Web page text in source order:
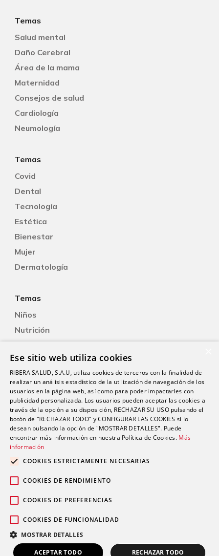
Temas
Salud mental
Daño Cerebral
Área de la mama
Maternidad
Consejos de salud
Cardiología
Neumología
Temas
Covid
Dental
Tecnología
Estética
Bienestar
Mujer
Dermatología
Temas
Niños
Nutrición
Oftalmología
Otorrinolaringología
Oncología
Fisioterapia
Contacto
© 2026 Grupo Ribera |
Política de cookies
Ese sitio web utiliza cookies
RIBERA SALUD, S.A.U, utiliza cookies de terceros con la finalidad de
realizar un análisis estadístico de la utilización de navegación de los
usuarios en la página web, así como para poder impactarles con
publicidad personalizada. Los usuarios pueden aceptar las cookies a
través de la opción a su disposición, RECHAZAR SU USO pulsando el
botón de "RECHAZAR TODO" y CONFIGURAR LAS COOKIES si lo
desean pulsando la opción de "MOSTRAR DETALLES". Puede
encontrar más información en nuestra Política de Cookies. Más
información
COOKIES ESTRICTAMENTE NECESARIAS
COOKIES DE RENDIMIENTO
COOKIES DE PREFERENCIAS
COOKIES DE FUNCIONALIDAD
MOSTRAR DETALLES
ACEPTAR TODO RECHAZAR TODO